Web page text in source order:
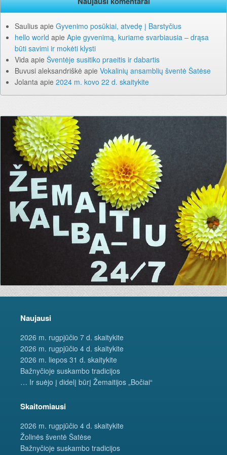
Saulius apie Gyvenimo posūkiai, atvedę į Barstyčius
hello world apie Apie gyvenimą, kuriame svarbiausia – drąsa
būti savimi ir mokėti klysti
Vida apie Šventėje susitiko praeitis ir dabartis
Buvusi aleksandriškė apie Vokalinių ansamblių šventė Šatėse
Jolanta apie 2024 m. kovo 22 d. skaitykite
Naujausi
2026 m. rugpjūčio 7 d. skaitykite
2026 m. rugpjūčio 4 d. skaitykite
2026 m. liepos 31 d. skaitykite
Bažnyčioje suskambo tradicijos
… Ir suėjo į didelį būrį Žemaitijos „Bočiai“
Skaitomiausi
2026 m. rugpjūčio 4 d. skaitykite
Žolinės šventė Šatėse
Bažnyčioje suskambo tradicijos